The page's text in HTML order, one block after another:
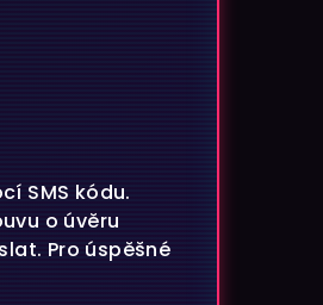
SMS kódu.
o úvěru
Pro úspěšné